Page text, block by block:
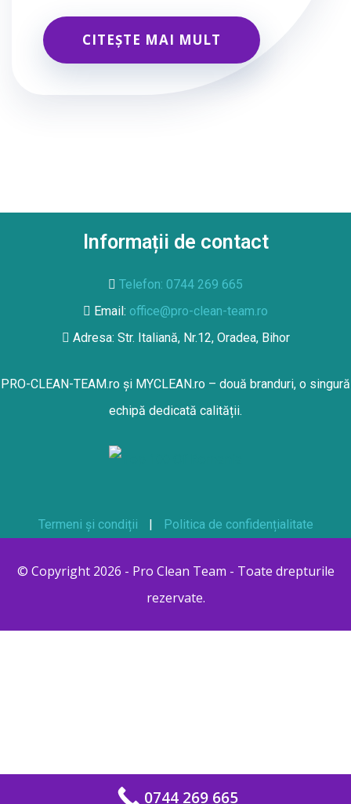
CITEȘTE MAI MULT
Informații de contact
Telefon: 0744 269 665
Email: office@pro-clean-team.ro
Adresa: Str. Italiană, Nr.12, Oradea, Bihor
PRO-CLEAN-TEAM.ro și MYCLEAN.ro – două branduri, o singură
echipă dedicată calității.
Termeni și condiții | Politica de confidențialitate
© Copyright 2026 - Pro Clean Team - Toate drepturile
rezervate.
0744 269 665